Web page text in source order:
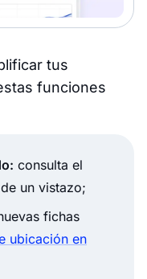
tus
funciones
consulta el
de un vistazo;
fichas
ubicación en